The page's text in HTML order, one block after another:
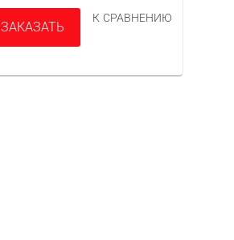
ЗАКАЗАТЬ
К СРАВНЕНИЮ